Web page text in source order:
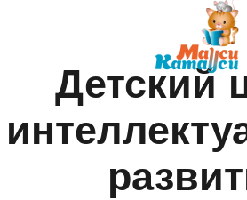
Детский